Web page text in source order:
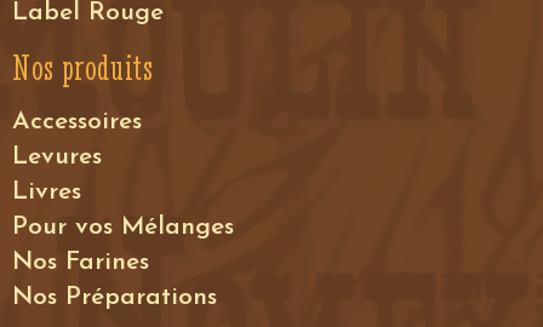
Label Rouge
Nos produits
Accessoires
Levures
Livres
Pour vos Mélanges
Nos Farines
Nos Préparations